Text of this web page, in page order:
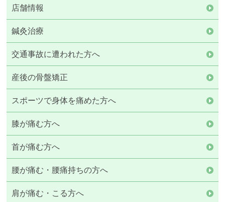
店舗情報
鍼灸治療
交通事故に遭われた方へ
産後の骨盤矯正
スポーツで身体を痛めた方へ
膝が痛む方へ
首が痛む方へ
腰が痛む・腰痛持ちの方へ
肩が痛む・こる方へ